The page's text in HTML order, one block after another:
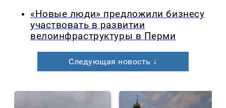
«Новые люди» предложили бизнесу
участвовать в развитии
велоинфраструктуры в Перми
Следующая новость ↓